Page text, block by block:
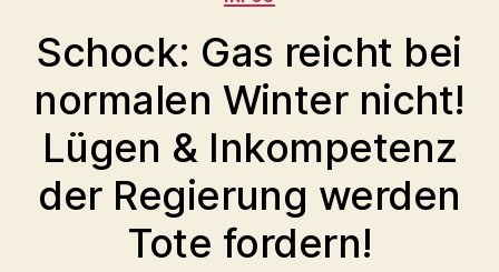
Schock: Gas reicht bei
normalen Winter nicht!
Lügen & Inkompetenz
der Regierung werden
Tote fordern!